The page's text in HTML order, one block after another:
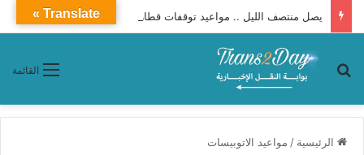
يصل منتصف الليل .. مواعيد توقفات قطار 990 فرنساوى مطور من القاهرة إلى سوهاج
القائمة بحث عن
الرئيسية / مواعيد الاتوبيسات
Translate »